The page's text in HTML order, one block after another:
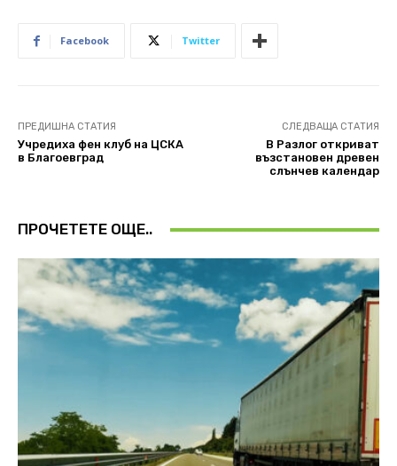
Facebook Twitter
ПРЕДИШНА СТАТИЯ
Учредиха фен клуб на ЦСКА
в Благоевград
СЛЕДВАЩА СТАТИЯ
В Разлог откриват
възстановен древен
слънчев календар
ПРОЧЕТЕТЕ ОЩЕ..